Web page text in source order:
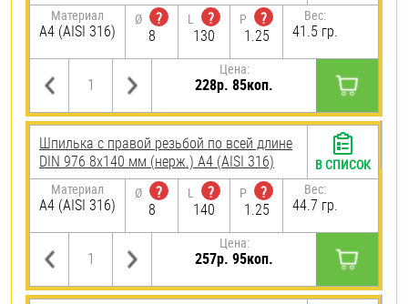
Материал
A4 (AISI 316)
Ø
?
8
L
?
130
P
?
1.25
Вес:
41.5 гр.
Цена:
228р. 85коп.
Шпилька с правой резьбой по всей длине
DIN 976 8х140 мм (нерж.) A4 (AISI 316)
Материал
A4 (AISI 316)
Ø
?
8
L
?
140
P
?
1.25
Вес:
44.7 гр.
Цена:
257р. 95коп.
В СПИСОК